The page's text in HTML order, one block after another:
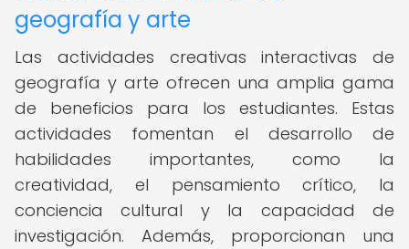
geografía y arte
Las actividades creativas interactivas de
geografía y arte ofrecen una amplia gama
de beneficios para los estudiantes. Estas
actividades fomentan el desarrollo de
habilidades importantes, como la
creatividad, el pensamiento crítico, la
conciencia cultural y la capacidad de
investigación. Además, proporcionan una